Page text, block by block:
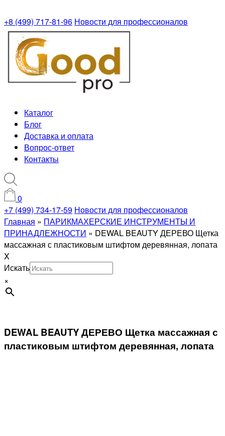
+8 (499) 717-81-96 Новости для профессионалов
Каталог
Блог
Доставка и оплата
Вопрос-ответ
Контакты
0
+7 (499) 734-17-59 Новости для профессионалов
Главная » ПАРИКМАХЕРСКИЕ ИНСТРУМЕНТЫ И
ПРИНАДЛЕЖНОСТИ » DEWAL BEAUTY ДЕРЕВО Щетка
массажная с пластиковым штифтом деревянная, лопата
X
Искать
×
DEWAL BEAUTY ДЕРЕВО Щетка массажная с
пластиковым штифтом деревянная, лопата